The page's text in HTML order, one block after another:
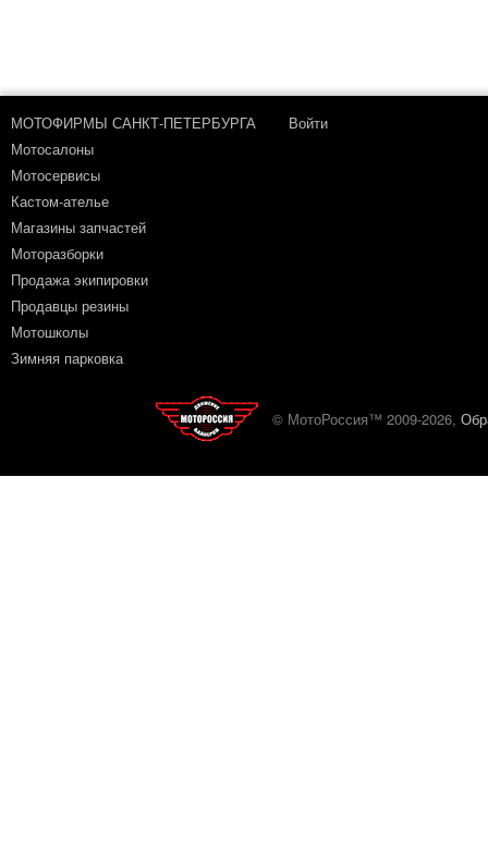
МОТОФИРМЫ САНКТ-ПЕТЕРБУРГА
Мотосалоны
Мотосервисы
Кастом-ателье
Магазины запчастей
Моторазборки
Продажа экипировки
Продавцы резины
Мотошколы
Зимняя парковка
Войти
© МотоРоссия™ 2009-2026,